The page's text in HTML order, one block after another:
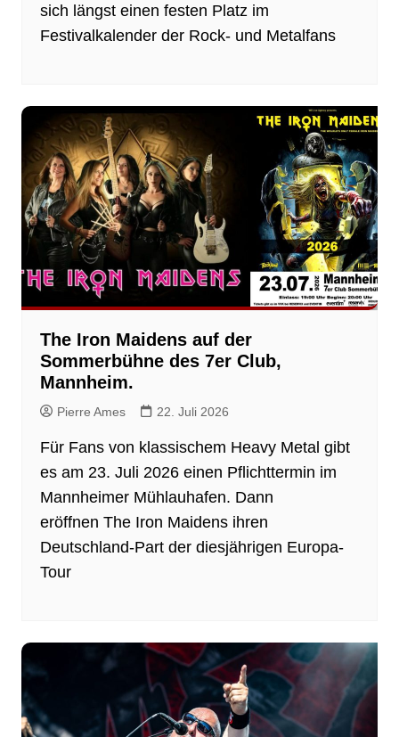
sich längst einen festen Platz im
Festivalkalender der Rock- und Metalfans
The Iron Maidens auf der
Sommerbühne des 7er Club,
Mannheim.
Pierre Ames 22. Juli 2026
Für Fans von klassischem Heavy Metal gibt
es am 23. Juli 2026 einen Pflichttermin im
Mannheimer Mühlauhafen. Dann
eröffnen The Iron Maidens ihren
Deutschland-Part der diesjährigen Europa-
Tour